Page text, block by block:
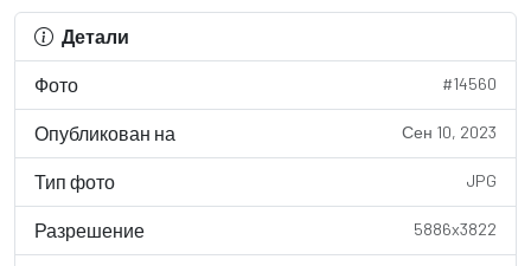
Детали
Фото #14560
Опубликован на Сен 10, 2023
Тип фото JPG
Разрешение 5886x3822